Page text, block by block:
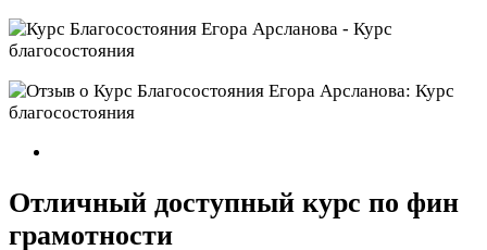
Отличный доступный курс по фин
грамотности